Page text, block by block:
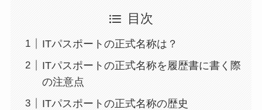
目次
ITパスポートの正式名称は？
ITパスポートの正式名称を履歴書に書く際
の注意点
ITパスポートの正式名称の歴史